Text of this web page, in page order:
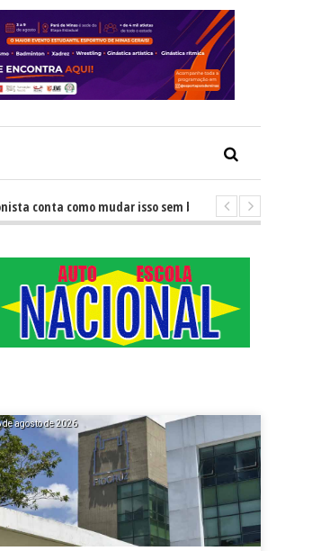
como mudar isso sem brigas GRNEWS TV:
de agosto de 2026